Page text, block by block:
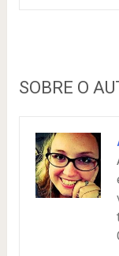
SOBRE O